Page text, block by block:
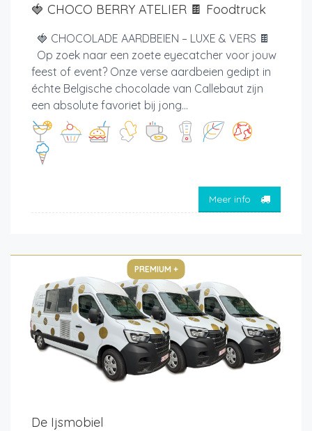
🍓 CHOCO BERRY ATELIER 🍫 Foodtruck
🍓 CHOCOLADE AARDBEIEN – LUXE & VERS 🍫
Op zoek naar een zoete eyecatcher voor jouw
feest of event? Onze verse aardbeien gedipt in
échte Belgische chocolade van Callebaut zijn
een absolute favoriet bij jong...
Meer info
PREMIUM +
De Ijsmobiel